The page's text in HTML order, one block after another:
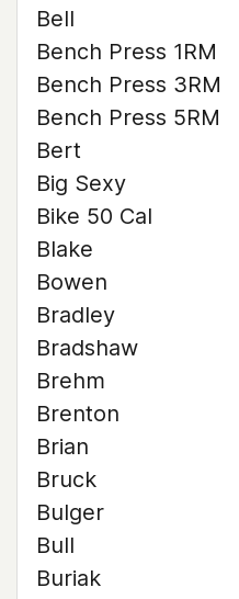
Bell
Bench Press 1RM
Bench Press 3RM
Bench Press 5RM
Bert
Big Sexy
Bike 50 Cal
Blake
Bowen
Bradley
Bradshaw
Brehm
Brenton
Brian
Bruck
Bulger
Bull
Buriak